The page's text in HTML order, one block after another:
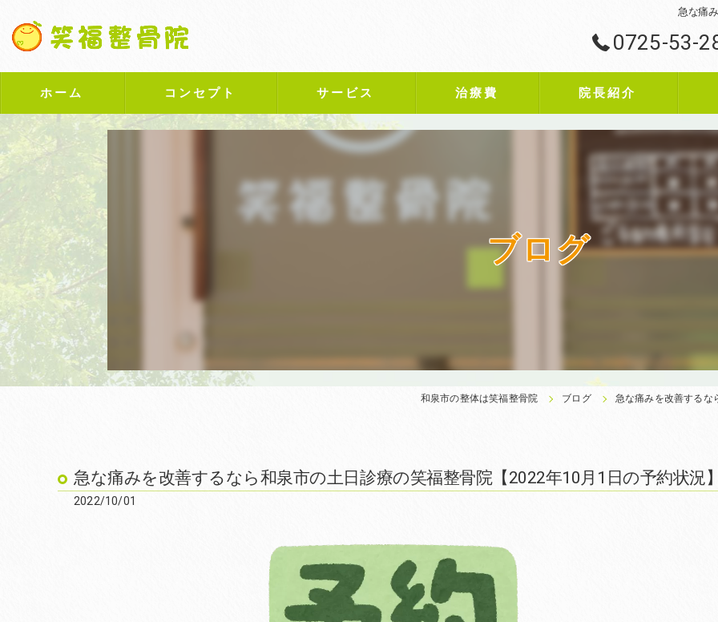
急な痛
0725-53-
ホーム コンセプト サービス 治療費 院長紹介
ブログ
和泉市の整体は笑福整骨院 ブログ 急な痛みを改善するな
急な痛みを改善するなら和泉市の土日診療の笑福整骨院【2022年10月1日の予約状況
2022/10/01